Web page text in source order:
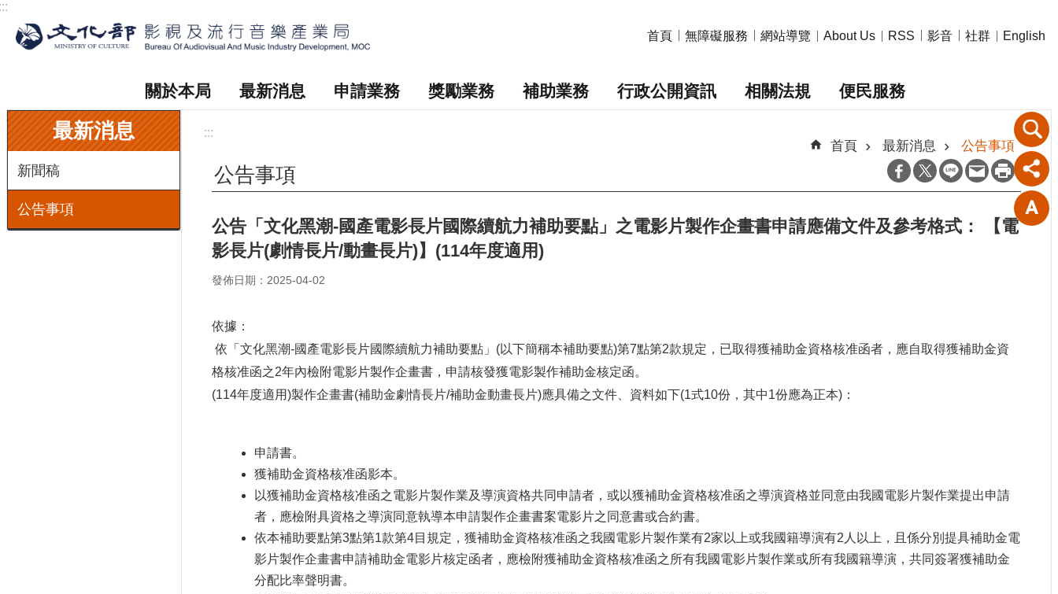
首頁 無障礙服務 網站導覽 About Us RSS 影音 社群 English
關於本局 最新消息 申請業務 獎勵業務 補助業務 行政公開資訊 相關法規 便民服務
:::
最新消息
新聞稿
公告事項
:::
首頁 最新消息 公告事項
公告事項
公告「文化黑潮-國產電影長片國際續航力補助要點」之電影片製作企畫書申請應備文件及參考格式： 【電
影長片(劇情長片/動畫長片)】(114年度適用)
發佈日期：2025-04-02
依據：
依「 文化黑潮-國產電影長片國際續航力補助要點 」(以下簡稱本補助要點)第7點第2款規定，已取得獲補助金資格核准函者，應自取得獲補助金資
格核准函之2年內檢附電影片製作企畫書，申請核發獲電影製作補助金核定函。
(114年度適用)製作企畫書(補助金劇情長片/補助金動畫長片)應具備之文件、資料如下(1式10份，其中1份應為正本)：
申請書。
獲補助金資格核准函影本。
以獲補助金資格核准函之電影片製作業及導演資格共同申請者，或以獲補助金資格核准函之導演資格並同意由我國電影片製作業提出申請
者，應檢附具資格之導演同意執導本申請製作企畫書案電影片之同意書或合約書。
依本補助要點第3點第1款第4目規定，獲補助金資格核准函之我國電影片製作業有2家以上或我國籍導演有2 人以上，且係分別提具補助金電
影片製作企畫書申請補助金電影片核定函者，應檢附獲補助金資格核准函之所有我國電影片製作業或所有我國籍導演，共同簽署獲補助金
分配比率聲明書。